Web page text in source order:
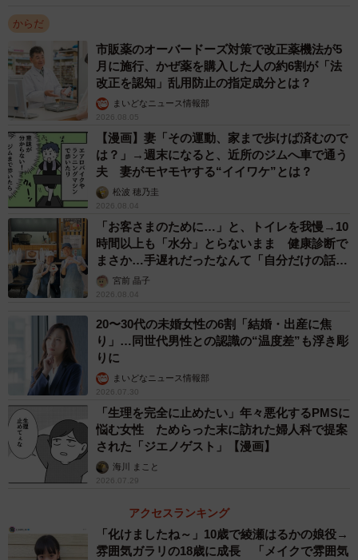
4/6
頭皮マッサージを行うことでどういう効果があると思いますか？（提供
5/6
薄毛、抜け毛の予防・対策として頭皮マッサージをすることが大事だと
思いますか？（提供画像）
続いて、「頭皮マッサージの効果」について聞いたとこ
ろ、「血行促進」（73.6%）、「頭皮を柔らかくする」
（56.0%）といった回答が上位を占める結果になりまし
た。
また、「薄毛、抜け毛の予防・対策としての頭皮マッサー
ジ」については、79.5%の人が「大事だと思う」（とても
からだ
市販薬のオーバードーズ対策で改正薬機法が5
月に施行、かぜ薬を購入した人の約6割が「法
改正を認知」乱用防止の指定成分とは？
まいどなニュース情報部
2026.08.05
【漫画】妻「その運動、家まで歩けば済むので
は？」→週末になると、近所のジムへ車で通う
夫 妻がモヤモヤする“イイワケ”とは？
松波 穂乃圭
2026.08.04
「お客さまのために…」と、トイレを我慢→10
時間以上も「水分」とらないまま 健康診断で
まさか…手遅れだったなんて「自分だけの話で
はなく、日本中で起きている問題では？」
宮前 晶子
2026.08.04
20〜30代の未婚女性の6割「結婚・出産に焦
り」…同世代男性との認識の“温度差”も浮き彫
りに
まいどなニュース情報部
2026.07.30
「生理を完全に止めたい」年々悪化するPMSに
悩む女性 ためらった末に訪れた婦人科で提案
された「ジエノゲスト」【漫画】
海川 まこと
2026.07.29
アクセスランキング
「化けましたね～」10歳で綾瀬はるかの娘役→
雰囲気ガラリの18歳に成長 「メイクで雰囲気